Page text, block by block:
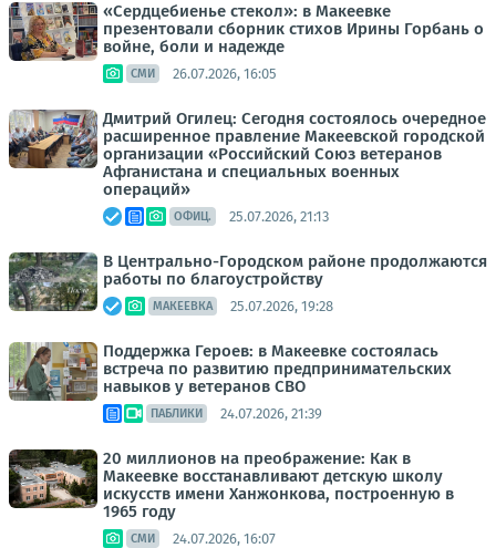
«Сердцебиенье стекол»: в Макеевке
презентовали сборник стихов Ирины Горбань о
войне, боли и надежде
СМИ 26.07.2026, 16:05
Дмитрий Огилец: Сегодня состоялось очередное
расширенное правление Макеевской городской
организации «Российский Союз ветеранов
Афганистана и специальных военных
операций»
ОФИЦ. 25.07.2026, 21:13
В Центрально-Городском районе продолжаются
работы по благоустройству
МАКЕЕВКА 25.07.2026, 19:28
Поддержка Героев: в Макеевке состоялась
встреча по развитию предпринимательских
навыков у ветеранов СВО
ПАБЛИКИ 24.07.2026, 21:39
20 миллионов на преображение: Как в
Макеевке восстанавливают детскую школу
искусств имени Ханжонкова, построенную в
1965 году
СМИ 24.07.2026, 16:07